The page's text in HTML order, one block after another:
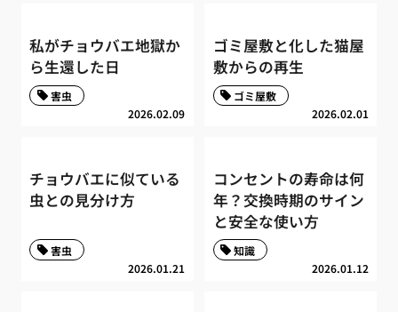
私がチョウバエ地獄か
ら生還した日
2026.02.09
害虫
ゴミ屋敷と化した猫屋
敷からの再生
2026.02.01
ゴミ屋敷
チョウバエに似ている
虫との見分け方
2026.01.21
害虫
コンセントの寿命は何
年？交換時期のサイン
と安全な使い方
2026.01.12
知識